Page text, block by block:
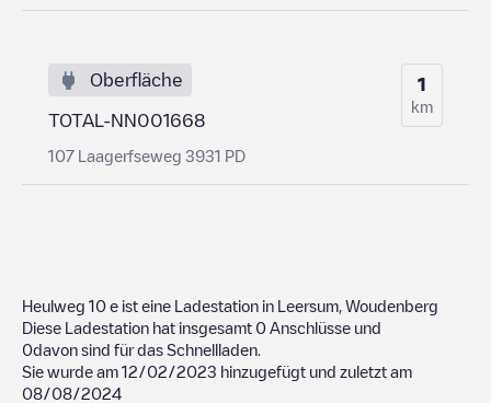
Oberfläche
TOTAL-NN001668
107 Laagerfseweg 3931 PD
1
km
Heulweg 10 e ist eine Ladestation in Leersum Woudenberg
Diese Ladestation hat insgesamt 0 Anschlüsse und
0davon sind für das Schnellladen.
Sie wurde am 12/02/2023 hinzugefügt und zuletzt am
08/08/2024